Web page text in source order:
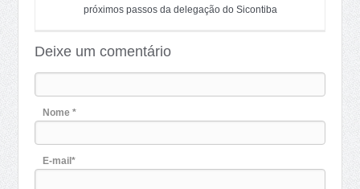
próximos passos da delegação do Sicontiba
Deixe um comentário
Nome *
E-mail*